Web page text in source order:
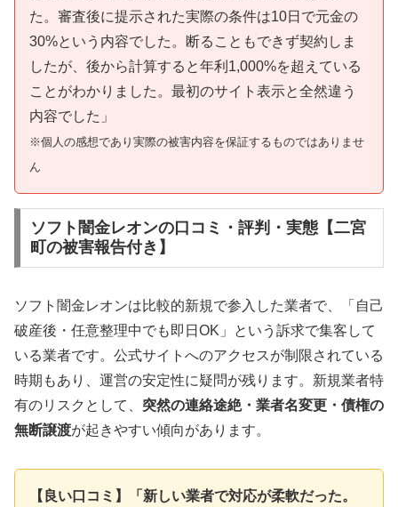
た。審査後に提示された実際の条件は10日で元金の
30%という内容でした。断ることもできず契約しま
したが、後から計算すると年利1,000%を超えている
ことがわかりました。最初のサイト表示と全然違う
内容でした」
※個人の感想であり実際の被害内容を保証するものではありませ
ん
ソフト闇金レオンの口コミ・評判・実態【二宮
町の被害報告付き】
ソフト闇金レオンは比較的新規で参入した業者で、「自己
破産後・任意整理中でも即日OK」という訴求で集客して
いる業者です。公式サイトへのアクセスが制限されている
時期もあり、運営の安定性に疑問が残ります。新規業者特
有のリスクとして、 突然の連絡途絶・業者名変更・債権の
無断譲渡が起きやすい傾向があります。
【良い口コミ】「新しい業者で対応が柔軟だった。